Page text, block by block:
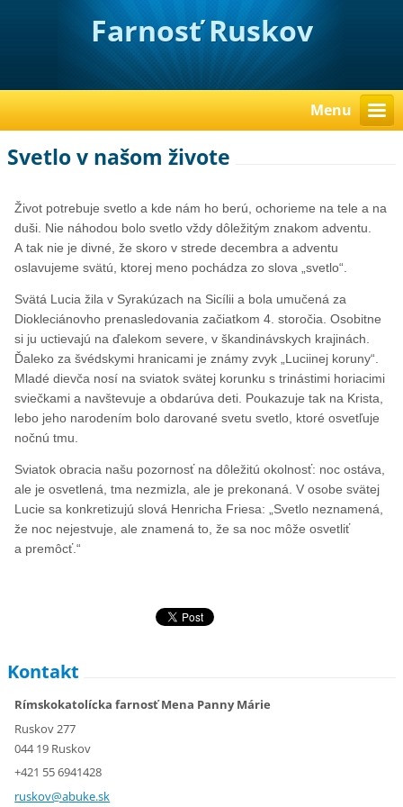
Farnosť Ruskov
Menu
Svetlo v našom živote
Život potrebuje svetlo a kde nám ho berú, ochorieme na tele a na
duši. Nie náhodou bolo svetlo vždy dôležitým znakom adventu.
A tak nie je divné, že skoro v strede decembra a adventu
oslavujeme svätú, ktorej meno pochádza zo slova „svetlo“.
Svätá Lucia žila v Syrakúzach na Sicílii a bola umučená za
Diokleciánovho prenasledovania začiatkom 4. storočia. Osobitne
si ju uctievajú na ďalekom severe, v škandinávskych krajinách.
Ďaleko za švédskymi hranicami je známy zvyk „Luciinej koruny“.
Mladé dievča nosí na sviatok svätej korunku s trinástimi horiacimi
sviečkami a navštevuje a obdarúva deti. Poukazuje tak na Krista,
lebo jeho narodením bolo darované svetu svetlo, ktoré osvetľuje
nočnú tmu.
Sviatok obracia našu pozornosť na dôležitú okolnosť: noc ostáva,
ale je osvetlená, tma nezmizla, ale je prekonaná. V osobe svätej
Lucie sa konkretizujú slová Henricha Friesa: „Svetlo neznamená,
že noc nejestvuje, ale znamená to, že sa noc môže osvetliť
a premôcť.“
Kontakt
Rímskokatolícka farnosť Mena Panny Márie
Ruskov 277
044 19 Ruskov
+421 55 6941428
ruskov@abuke.sk